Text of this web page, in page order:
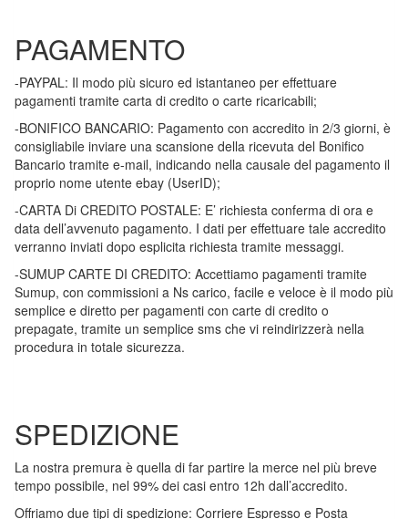
PAGAMENTO
-PAYPAL: Il modo più sicuro ed istantaneo per effettuare
pagamenti tramite carta di credito o carte ricaricabili;
-BONIFICO BANCARIO: Pagamento con accredito in 2/3 giorni, è
consigliabile inviare una scansione della ricevuta del Bonifico
Bancario tramite e-mail, indicando nella causale del pagamento il
proprio nome utente ebay (UserID);
-CARTA Di CREDITO POSTALE: E’ richiesta conferma di ora e
data dell’avvenuto pagamento. I dati per effettuare tale accredito
verranno inviati dopo esplicita richiesta tramite messaggi.
-SUMUP CARTE DI CREDITO: Accettiamo pagamenti tramite
Sumup, con commissioni a Ns carico, facile e veloce è il modo più
semplice e diretto per pagamenti con carte di credito o
prepagate, tramite un semplice sms che vi reindirizzerà nella
procedura in totale sicurezza.
SPEDIZIONE
La nostra premura è quella di far partire la merce nel più breve
tempo possibile, nel 99% dei casi entro 12h dall’accredito.
Offriamo due tipi di spedizione: Corriere Espresso e Posta